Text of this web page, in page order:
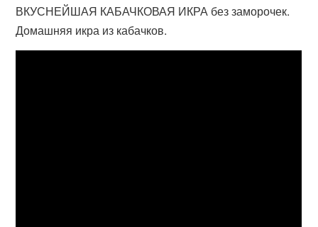
ВКУСНЕЙШАЯ КАБАЧКОВАЯ ИКРА без заморочек.
Домашняя икра из кабачков.